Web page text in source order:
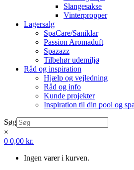
Slangesakse
Vinterpropper
Lagersalg
SpaCare/Saniklar
Passion Aromaduft
Spazazz
Tilbehør udemiljø
Råd og inspiration
Hjælp og vejledning
Råd og info
Kunde projekter
Inspiration til din pool og spa
Søg
×
0 0,00 kr.
Ingen varer i kurven.